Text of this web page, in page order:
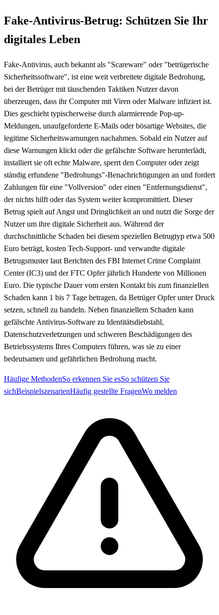
Fake-Antivirus-Betrug: Schützen Sie Ihr
digitales Leben
Fake-Antivirus, auch bekannt als "Scareware" oder "betrügerische
Sicherheitssoftware", ist eine weit verbreitete digitale Bedrohung,
bei der Betrüger mit täuschenden Taktiken Nutzer davon
überzeugen, dass ihr Computer mit Viren oder Malware infiziert ist.
Dies geschieht typischerweise durch alarmierende Pop-up-
Meldungen, unaufgeforderte E-Mails oder bösartige Websites, die
legitime Sicherheitswarnungen nachahmen. Sobald ein Nutzer auf
diese Warnungen klickt oder die gefälschte Software herunterlädt,
installiert sie oft echte Malware, sperrt den Computer oder zeigt
ständig erfundene "Bedrohungs"-Benachrichtigungen an und fordert
Zahlungen für eine "Vollversion" oder einen "Entfernungsdienst",
der nichts hilft oder das System weiter kompromittiert. Dieser
Betrug spielt auf Angst und Dringlichkeit an und nutzt die Sorge der
Nutzer um ihre digitale Sicherheit aus. Während der
durchschnittliche Schaden bei diesem speziellen Betrugtyp etwa 500
Euro beträgt, kosten Tech-Support- und verwandte digitale
Betrugsmuster laut Berichten des FBI Internet Crime Complaint
Center (IC3) und der FTC Opfer jährlich Hunderte von Millionen
Euro. Die typische Dauer vom ersten Kontakt bis zum finanziellen
Schaden kann 1 bis 7 Tage betragen, da Betrüger Opfer unter Druck
setzen, schnell zu handeln. Neben finanziellem Schaden kann
gefälschte Antivirus-Software zu Identitätsdiebstahl,
Datenschutzverletzungen und schweren Beschädigungen des
Betriebssystems Ihres Computers führen, was sie zu einer
bedeutsamen und gefährlichen Bedrohung macht.
Häufige MethodenSo erkennen Sie esSo schützen Sie
sichBeispielszenarienHäufig gestellte FragenWo melden